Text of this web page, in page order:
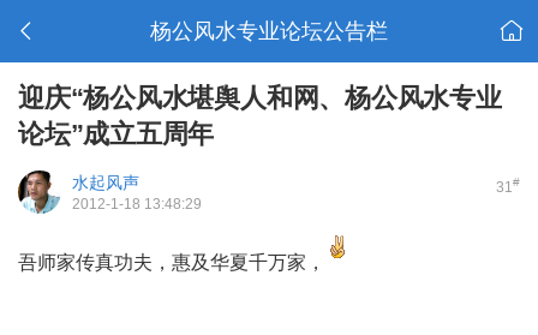
杨公风水专业论坛公告栏
迎庆“杨公风水堪舆人和网、杨公风水专业
论坛”成立五周年
31#
水起风声
2012-1-18 13:48:29
吾师家传真功夫，惠及华夏千万家，